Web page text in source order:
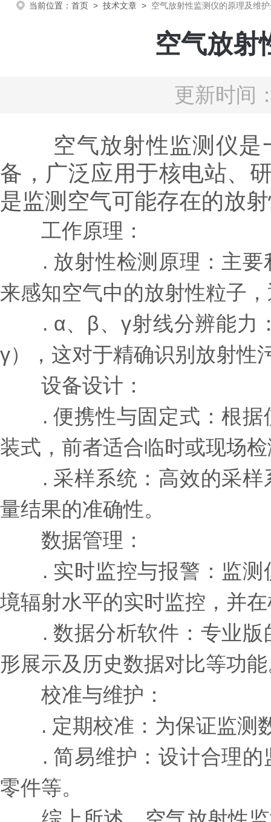
当前位置： 首页 > 技术文章 > 空气放射性监测仪的原理及维
空气放射
更新时间
空气放射性监测仪是一
备，广泛应用于核电站、
是监测空气可能存在的放
工作原理：
. 放射性检测原理：主要
来感知空气中的放射性粒子
. α、β、γ射线分辨能力：
γ），这对于精确识别放射性
设备设计：
. 便携性与固定式：根据
装式，前者适合临时或现场
. 采样系统：高效的采样
量结果的准确性。
数据管理：
. 实时监控与报警：监测
境辐射水平的实时监控，并
. 数据分析软件：专业版
形展示及历史数据对比等功
校准与维护：
. 定期校准：为保证监测数
. 简易维护：设计合理的
零件等。